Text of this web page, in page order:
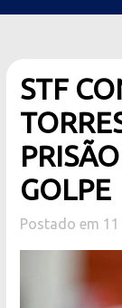
STF
GOLPE
Postado em